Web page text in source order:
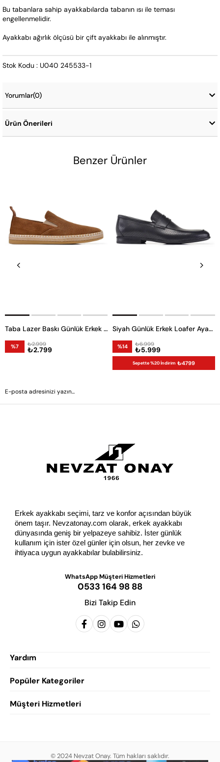
Bu tabanlara sahip ayakkabılarda tabanın ısı ile teması
engellenmelidir.
Ayakkabı ağırlık ölçüsü bir çift ayakkabı ile alınmıştır.
Stok Kodu : U040 245533-1
Yorumlar(0)
Ürün Önerileri
Benzer Ürünler
Taba Lazer Baskı Günlük Erkek Ayakkabı
%7 ₺2.799
₺2.999
Siyah Günlük Erkek Loafer Ayakkabı
%14 ₺5.999
₺6.999
Sepette %20 İndirim ₺4799
Erkek ayakkabı seçimi, tarz ve konfor açısından büyük
önem taşır. Nevzatonay.com olarak, erkek ayakkabı
dünyasında geniş bir yelpazeye sahibiz. İster günlük
kullanım için ister özel günler için olsun, her zevke ve
ihtiyaca uygun ayakkabılar bulabilirsiniz.
WhatsApp Müşteri Hizmetleri
0533 164 98 88
Bizi Takip Edin
Yardım
Popüler Kategoriler
Erkek Klasik Ayakkabı
Erkek Günlük Ayakkabı
Müşteri Hizmetleri
Mesafeli Satış Sözleşmesi
© 2024 Nevzat Onay. Tüm hakları saklıdır.